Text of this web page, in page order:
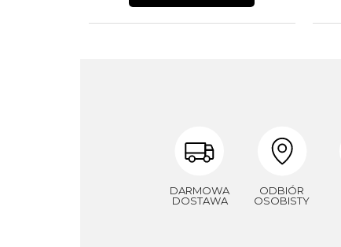
DARMOWA
DOSTAWA
ODBIÓR
OSOBISTY